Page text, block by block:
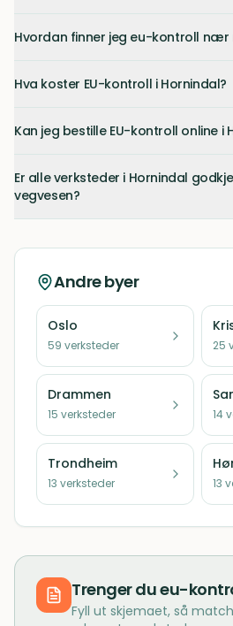
Hvordan finner jeg eu-kontroll nær
Hva koster EU-kontroll i Hornindal?
Kan jeg bestille EU-kontroll online i
Er alle verksteder i Hornindal
vegvesen?
Andre byer
Oslo
59 verksteder 25
Drammen
15 verksteder 14
Trondheim
13 verksteder 13
Trenger dueu-
Fyll ut skjemaet, så